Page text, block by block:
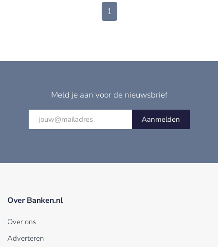
1
Meld je aan voor de nieuwsbrief
Aanmelden
Over Banken.nl
Over ons
Adverteren